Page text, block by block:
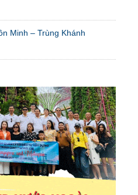
Minh – Trùng Khánh